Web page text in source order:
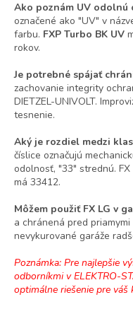
Ako poznám UV odolnú
označené ako "UV" v
farbu. FXP Turbo BK UV
rokov.
Je potrebné spájať
zachovanie integrity
DIETZEL-UNIVOLT.
tesnenie.
Aký je rozdiel medzi
číslice označujú
odolnosť, "33" strednú.
má 33412.
Môžem použiť FX LG v
a chránená pred
nevykurované garáže
Poznámka: Pre najlepšie
odborníkmi v ELEKTRO-
optimálne riešenie pre váš